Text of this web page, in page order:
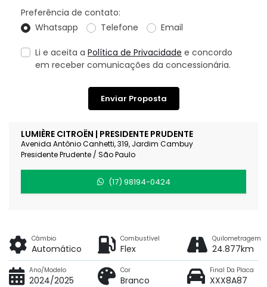
LUMIÈRE CITROËN | PRESIDENTE PRUDENTE
Avenida Antônio Canhetti, 319, Jardim Cambuy
Presidente Prudente / São Paulo
(17) 98194-0424
Preferência de contato:
Whatsapp
Telefone Email
Li e aceita a Política de Privacidade e concordo
em receber comunicações da concessionária.
Enviar Proposta
Câmbio
Automático
Combustível
Flex
Quilometragem
24.877km
Ano/Modelo
2024/2025
Cor
Branco
Final Da Placa
XXX8A87